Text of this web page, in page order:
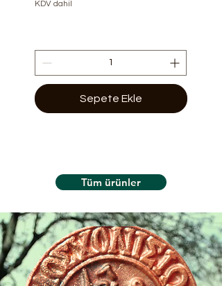
KDV dahil
Sepete Ekle
Tüm ürünler